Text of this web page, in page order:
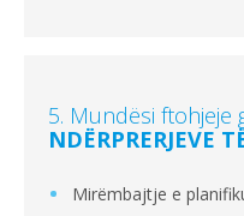
5. Mundësi ftohjeje
NDËRPRERJEVE
Mirëmbajtje e